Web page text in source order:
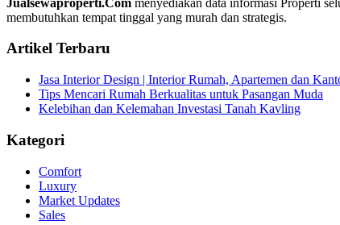
membutuhkan tempat tinggal yang murah dan strategis.
Artikel Terbaru
Jasa Interior Design | Interior Rumah, Apartemen dan
Tips Mencari Rumah Berkualitas untuk Pasangan Muda
Kelebihan dan Kelemahan Investasi Tanah Kavling
Kategori
Comfort
Luxury
Market Updates
Sales